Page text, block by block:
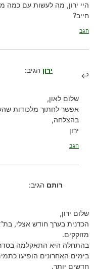
היי ירון, מה לעשות עם כמה
חייב?
הגב
ירון הגיב:
שלום לאון,
אפשר לחתוך מלכודות
בהצלחה,
ירון
הגב
רותם הגיב:
שלום ירון,
הכדנית בערך חודש אצלי,
מזוקקים.
בהתחלה היא התאקלמה בסדר
בימים האחרונים הופיעו
חדשים יותר.